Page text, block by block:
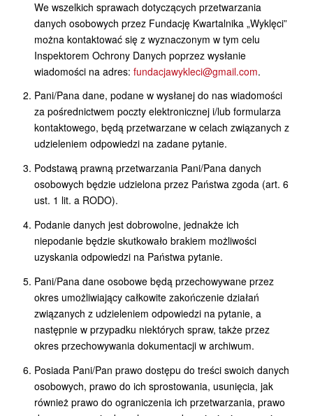
We wszelkich sprawach dotyczących przetwarzania
danych osobowych przez Fundację Kwartalnika „Wyklęci”
można kontaktować się z wyznaczonym w tym celu
Inspektorem Ochrony Danych poprzez wysłanie
wiadomości na adres: fundacjawykleci@gmail.com.
Pani/Pana dane, podane w wysłanej do nas wiadomości
za pośrednictwem poczty elektronicznej i/lub formularza
kontaktowego, będą przetwarzane w celach związanych z
udzieleniem odpowiedzi na zadane pytanie.
Podstawą prawną przetwarzania Pani/Pana danych
osobowych będzie udzielona przez Państwa zgoda (art. 6
ust. 1 lit. a RODO).
Podanie danych jest dobrowolne, jednakże ich
niepodanie będzie skutkowało brakiem możliwości
uzyskania odpowiedzi na Państwa pytanie.
Pani/Pana dane osobowe będą przechowywane przez
okres umożliwiający całkowite zakończenie działań
związanych z udzieleniem odpowiedzi na pytanie, a
następnie w przypadku niektórych spraw, także przez
okres przechowywania dokumentacji w archiwum.
Posiada Pani/Pan prawo dostępu do treści swoich danych
osobowych, prawo do ich sprostowania, usunięcia, jak
również prawo do ograniczenia ich przetwarzania, prawo